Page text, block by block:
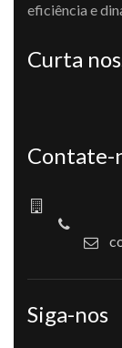
eficiência e
Curta
Contate-
Siga-nos